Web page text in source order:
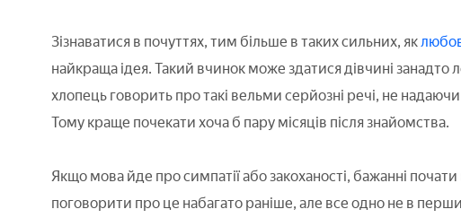
Зізнаватися в почуттях, тим більше в таких сильних, як
найкраща ідея. Такий вчинок може здатися дівчині
хлопець говорить про такі вельми серйозні речі, не
Тому краще почекати хоча б пару місяців після знайомства.
Якщо мова йде про симпатії або закоханості, бажанні
поговорити про це набагато раніше, але все одно не в